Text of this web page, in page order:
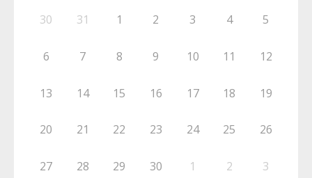
30 31 1 2 3 4 5
6 7 8 9 10 11 12
13 14 15 16 17 18 19
20 21 22 23 24 25 26
27 28 29 30 1 2 3